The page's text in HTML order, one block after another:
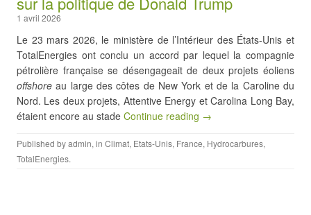
1 avril 2026
Le 23 mars 2026, le ministère de l’Intérieur des États-Unis et
TotalEnergies ont conclu un accord par lequel la compagnie
pétrolière française se désengageait de deux projets éoliens
offshore au large des côtes de New York et de la Caroline du
Nord. Les deux projets, Attentive Energy et Carolina Long Bay,
étaient encore au stade Continue reading →
Published byadmin, in Climat, Etats-Unis, France, Hydrocarbures,
TotalEnergies.